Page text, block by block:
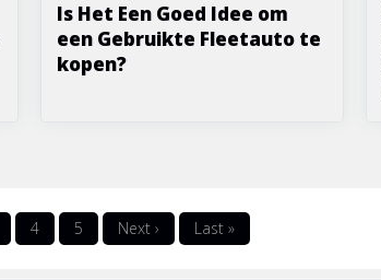
Is Het Een Goed Idee om
een Gebruikte Fleetauto te
kopen?
4 5 Next › Last »